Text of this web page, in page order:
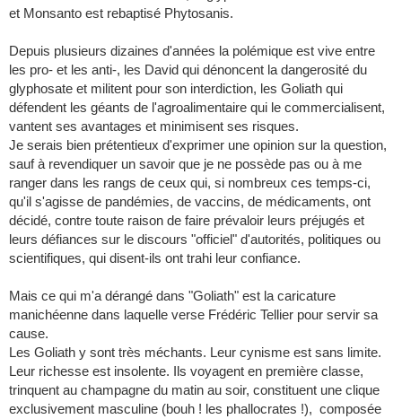
et Monsanto est rebaptisé Phytosanis.
Depuis plusieurs dizaines d'années la polémique est vive entre
les pro- et les anti-, les David qui dénoncent la dangerosité du
glyphosate et militent pour son interdiction, les Goliath qui
défendent les géants de l'agroalimentaire qui le commercialisent,
vantent ses avantages et minimisent ses risques.
Je serais bien prétentieux d'exprimer une opinion sur la question,
sauf à revendiquer un savoir que je ne possède pas ou à me
ranger dans les rangs de ceux qui, si nombreux ces temps-ci,
qu'il s'agisse de pandémies, de vaccins, de médicaments, ont
décidé, contre toute raison de faire prévaloir leurs préjugés et
leurs défiances sur le discours "officiel" d'autorités, politiques ou
scientifiques, qui disent-ils ont trahi leur confiance.
Mais ce qui m'a dérangé dans "Goliath" est la caricature
manichéenne dans laquelle verse Frédéric Tellier pour servir sa
cause.
Les Goliath y sont très méchants. Leur cynisme est sans limite.
Leur richesse est insolente. Ils voyagent en première classe,
trinquent au champagne du matin au soir, constituent une clique
exclusivement masculine (bouh ! les phallocrates !), composée